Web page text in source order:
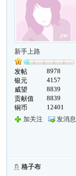
新手上路
发帖
8978
银元
4157
威望
8839
贡献值
8839
铜币
12401
加关注
发消息
格子布